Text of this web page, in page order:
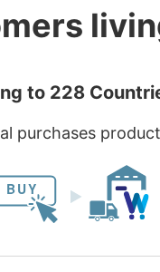
アニメ『ブルーロッ
っ おしゃべり 缶バ
千切 豹馬
年11月17日 00:00
2023年12月7日 23:59)
大定番のベーシック
バッグアクセサリー
ンに！
￥440
お買い物を続ける